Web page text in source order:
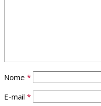
Nome *
E-mail *